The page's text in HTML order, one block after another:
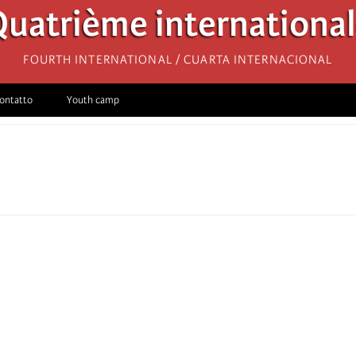
Fourth International / Cuarta Internacional
Youth camp